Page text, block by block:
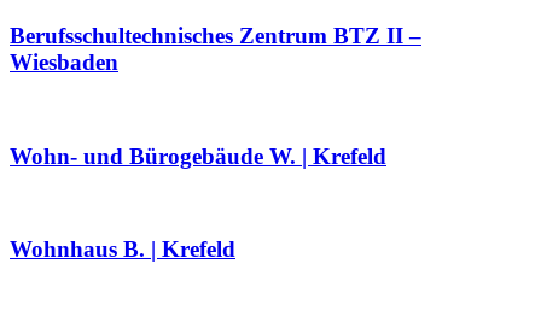
Berufsschultechnisches Zentrum BTZ II –
Wiesbaden
Wohn- und Bürogebäude W. | Krefeld
Wohnhaus B. | Krefeld